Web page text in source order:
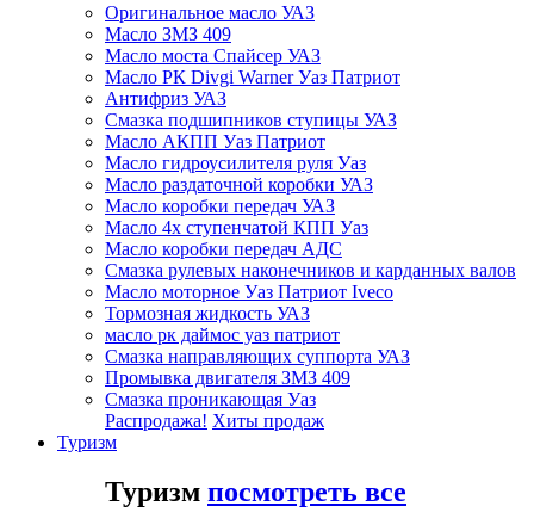
Оригинальное масло УАЗ
Масло ЗМЗ 409
Масло моста Спайсер УАЗ
Масло РК Divgi Warner Уаз Патриот
Антифриз УАЗ
Смазка подшипников ступицы УАЗ
Масло АКПП Уаз Патриот
Масло гидроусилителя руля Уаз
Масло раздаточной коробки УАЗ
Масло коробки передач УАЗ
Масло 4х ступенчатой КПП Уаз
Масло коробки передач АДС
Смазка рулевых наконечников и карданных валов
Масло моторное Уаз Патриот Iveco
Тормозная жидкость УАЗ
масло рк даймос уаз патриот
Смазка направляющих суппорта УАЗ
Промывка двигателя ЗМЗ 409
Смазка проникающая Уаз
Распродажа! Хиты продаж
Туризм
Туризм посмотреть все